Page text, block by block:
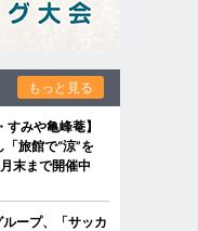
もっと見る
すみや亀峰菴】
旅館で“涼”を
末まで開催中
ープ、「サッカ